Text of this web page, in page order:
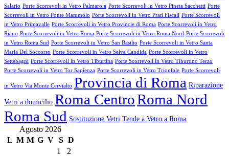
Salario Porte Scorrevoli in Vetro Palmarola Porte Scorrevoli in Vetro Pineta Sacchetti Porte
Scorrevoli in Vetro Ponte Mammolo Porte Scorrevoli in Vetro Prati Fiscali Porte Scorrevoli
in Vetro Primavalle Porte Scorrevoli in Vetro Provincie di Roma Porte Scorrevoli in Vetro
Riano Porte Scorrevoli in Vetro Roma Porte Scorrevoli in Vetro Roma Nord Porte Scorrevoli
in Vetro Roma Sud Porte Scorrevoli in Vetro San Basilio Porte Scorrevoli in Vetro Santa
Maria Del Soccorso Porte Scorrevoli in Vetro Selva Candida Porte Scorrevoli in Vetro
Settebagni Porte Scorrevoli in Vetro Tiburtina Porte Scorrevoli in Vetro Tiburtino Terzo
Porte Scorrevoli in Vetro Tor Sapienza Porte Scorrevoli in Vetro Trionfale Porte Scorrevoli
in Vetro Via Monte Cervialto Provincia di Roma Riparazione
Vetri a domicilio Roma CentroRoma Nord
Roma Sud Sostituzione Vetri Tende a Vetro a Roma
Agosto 2026
L M M G V S D
1
2